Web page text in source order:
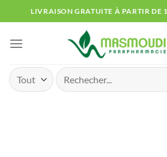
au
contenu
LIVRAISON GRATUITE À PARTIR DE
Recherche
pour :